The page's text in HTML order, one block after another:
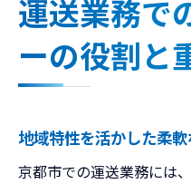
運送業務で
ーの役割と
地域特性を活かした柔
京都市での運送業務には